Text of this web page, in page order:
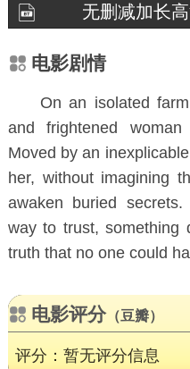
无删减加长
电影剧情
On an isolated
and frightened
Moved by an
her, without imagining
awaken buried
way to trust, something
truth that no one could
电影评分（豆瓣）
评分：暂无评分信息